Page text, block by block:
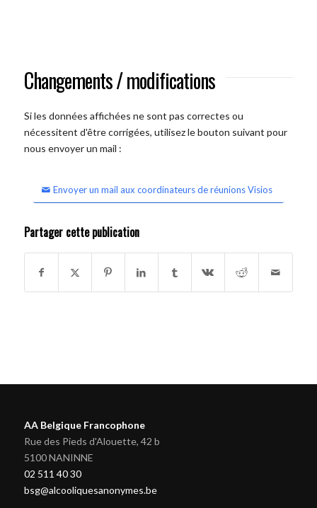
Changements / modifications
Si les données affichées ne sont pas correctes ou
nécessitent d'être corrigées, utilisez le bouton suivant pour
nous envoyer un mail :
Envoyer un mail aux coordinateurs de réunions Visios
Partager cette publication
AA Belgique Francophone
Rue des Pieds d'Alouette, 42 b
5100 NANINNE
02 511 40 30
bsg@alcooliquesanonymes.be